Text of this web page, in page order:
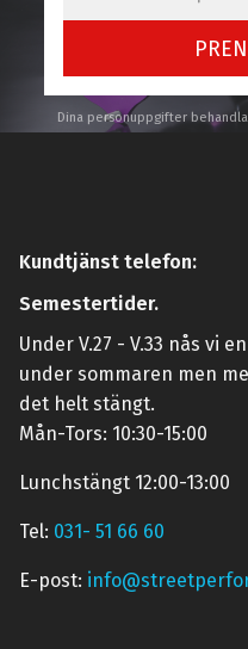
Dina personuppgifter
Kundtjänst telefon:
Semestertider.
Under V.27 - V.33 nås vi
under sommaren men
det helt stängt.
Mån-Tors: 10:30-15:00
Lunchstängt 12:00-13:00
Tel: 031- 51 66 60
E-post: